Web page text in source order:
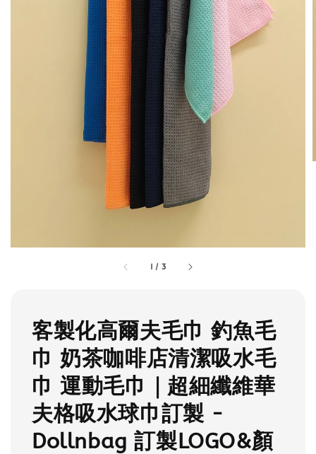
1 / 3
客製化高爾夫毛巾 釣魚毛
巾 奶茶咖啡店清潔吸水毛
巾 運動毛巾｜超細纖維華
夫格吸水球巾訂製 -
Dollnbag 訂製LOGO&顏